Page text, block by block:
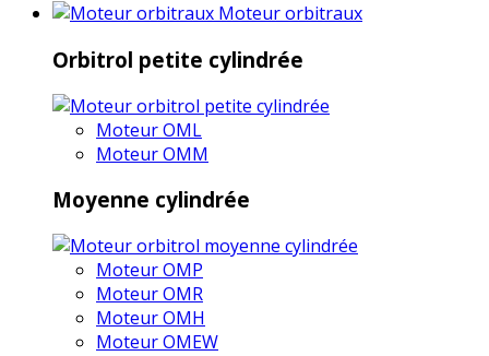
Moteur orbitraux
Orbitrol petite cylindrée
Moteur OML
Moteur OMM
Moyenne cylindrée
Moteur OMP
Moteur OMR
Moteur OMH
Moteur OMEW